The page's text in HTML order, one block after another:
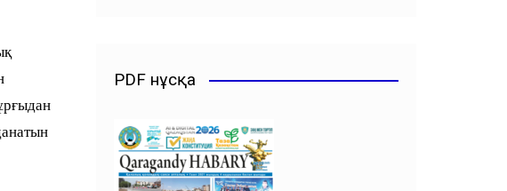
PDF нұсқа